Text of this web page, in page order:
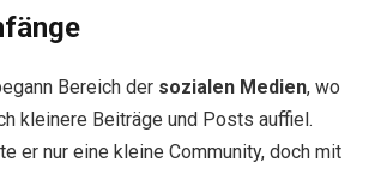
Bereich der sozialen Medien, wo
kleinere Beiträge und Posts auffiel.
er nur eine kleine Community, doch mit